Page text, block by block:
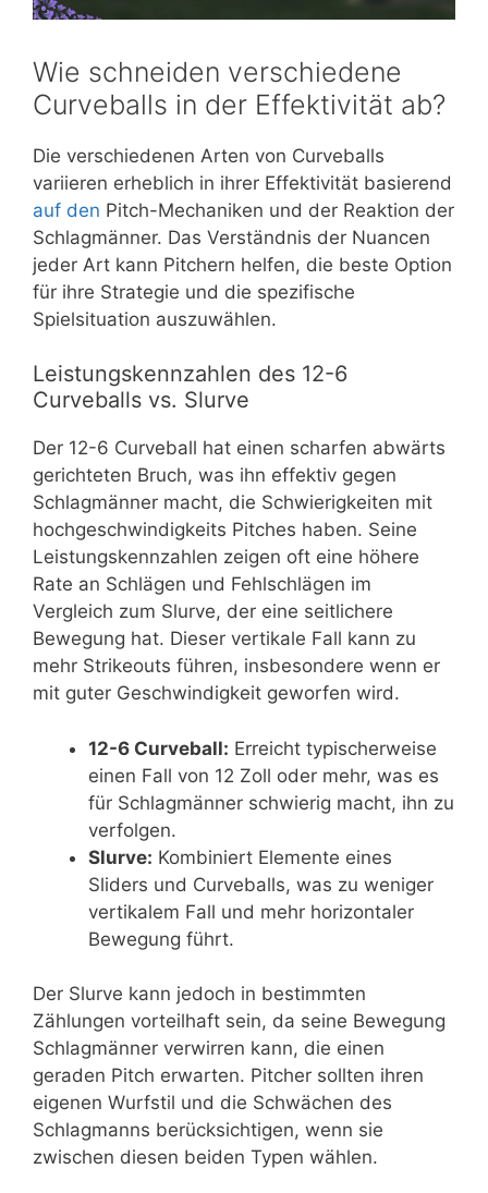
Wie schneiden verschiedene
Curveballs in der Effektivität ab?
Die verschiedenen Arten von Curveballs
variieren erheblich in ihrer Effektivität basierend
auf den Pitch-Mechaniken und der Reaktion der
Schlagmänner. Das Verständnis der Nuancen
jeder Art kann Pitchern helfen, die beste Option
für ihre Strategie und die spezifische
Spielsituation auszuwählen.
Leistungskennzahlen des 12-6
Curveballs vs. Slurve
Der 12-6 Curveball hat einen scharfen abwärts
gerichteten Bruch, was ihn effektiv gegen
Schlagmänner macht, die Schwierigkeiten mit
hochgeschwindigkeits Pitches haben. Seine
Leistungskennzahlen zeigen oft eine höhere
Rate an Schlägen und Fehlschlägen im
Vergleich zum Slurve, der eine seitlichere
Bewegung hat. Dieser vertikale Fall kann zu
mehr Strikeouts führen, insbesondere wenn er
mit guter Geschwindigkeit geworfen wird.
12-6 Curveball: Erreicht typischerweise
einen Fall von 12 Zoll oder mehr, was es
für Schlagmänner schwierig macht, ihn zu
verfolgen.
Slurve: Kombiniert Elemente eines
Sliders und Curveballs, was zu weniger
vertikalem Fall und mehr horizontaler
Bewegung führt.
Der Slurve kann jedoch in bestimmten
Zählungen vorteilhaft sein, da seine Bewegung
Schlagmänner verwirren kann, die einen
geraden Pitch erwarten. Pitcher sollten ihren
eigenen Wurfstil und die Schwächen des
Schlagmanns berücksichtigen, wenn sie
zwischen diesen beiden Typen wählen.